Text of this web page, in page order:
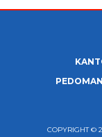
COPYRIGHT ©